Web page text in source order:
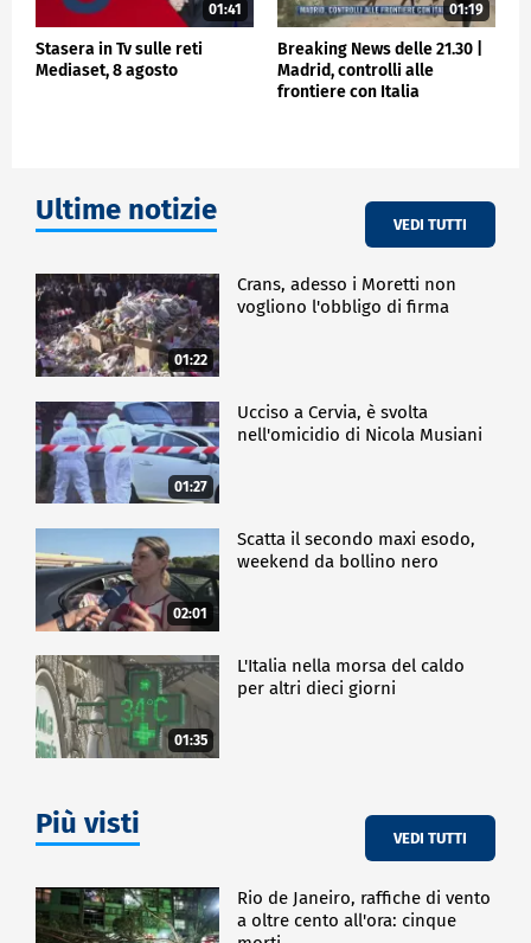
01:41
Stasera in Tv sulle reti
Mediaset, 8 agosto
01:19
Breaking News delle 21.30 |
Madrid, controlli alle
frontiere con Italia
Ultime notizie VEDI TUTTI
01:22
Crans, adesso i Moretti non
vogliono l'obbligo di firma
01:27
Ucciso a Cervia, è svolta
nell'omicidio di Nicola Musiani
02:01
Scatta il secondo maxi esodo,
weekend da bollino nero
01:35
L'Italia nella morsa del caldo
per altri dieci giorni
Più visti VEDI TUTTI
Rio de Janeiro, raffiche di vento
a oltre cento all'ora: cinque